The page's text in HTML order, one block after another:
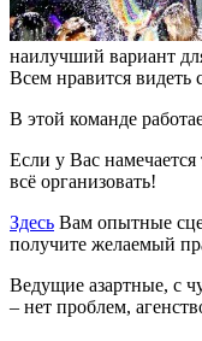
наилучший вариант
Всем нравится видеть
В этой команде
Если у Вас
всё организовать!
Здесь Вам опытные
получите желаемый
Ведущие азартные, с
– нет проблем,